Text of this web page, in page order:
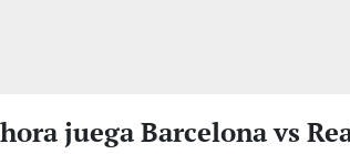
juega Barcelona vs